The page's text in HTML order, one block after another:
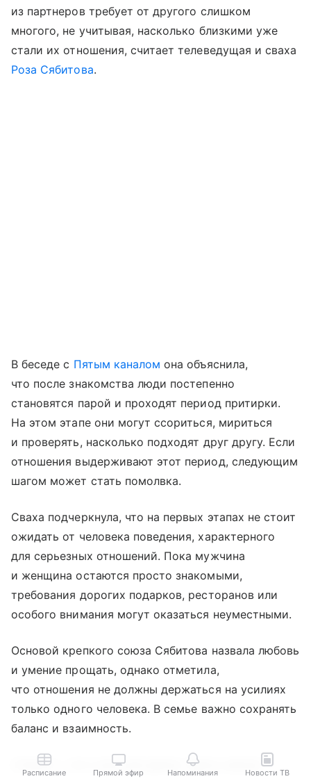
из партнеров требует от другого слишком
многого, не учитывая, насколько близкими уже
стали их отношения, считает телеведущая и сваха
Роза Сябитова.
В беседе с Пятым каналом она объяснила,
что после знакомства люди постепенно
становятся парой и проходят период притирки.
На этом этапе они могут ссориться, мириться
и проверять, насколько подходят друг другу. Если
отношения выдерживают этот период, следующим
шагом может стать помолвка.
Сваха подчеркнула, что на первых этапах не стоит
ожидать от человека поведения, характерного
для серьезных отношений. Пока мужчина
и женщина остаются просто знакомыми,
требования дорогих подарков, ресторанов или
особого внимания могут оказаться неуместными.
Основой крепкого союза Сябитова назвала любовь
и умение прощать, однако отметила,
что отношения не должны держаться на усилиях
только одного человека. В семье важно сохранять
баланс и взаимность.
«Семья — это союз для двоих. Здесь нельзя
Расписание Прямой эфир Напоминания Новости ТВ